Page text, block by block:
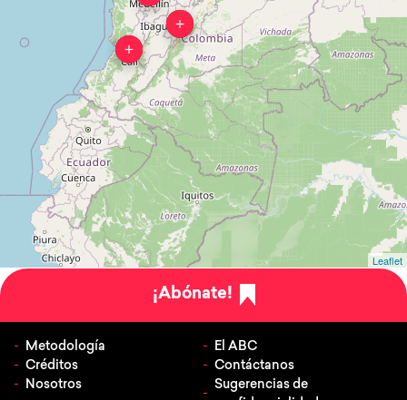
Leaflet
¡Abónate!
Metodología
El ABC
Créditos
Contáctanos
Nosotros
Sugerencias de